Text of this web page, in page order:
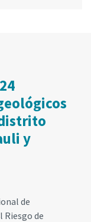
y
de
Riesgo de